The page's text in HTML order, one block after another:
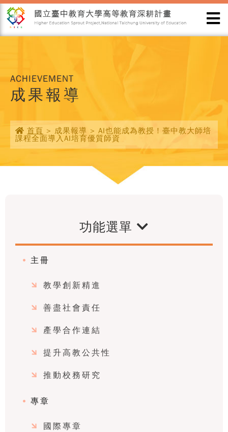
ACHIEVEMENT
成果報導
首頁 > 成果報導 > AI也能成為教授！臺中教大師培
課程全面導入AI培育優質師資
功能選單
主冊
教學創新精進
善盡社會責任
產學合作連結
提升高教公共性
推動校務研究
專章
國際專章